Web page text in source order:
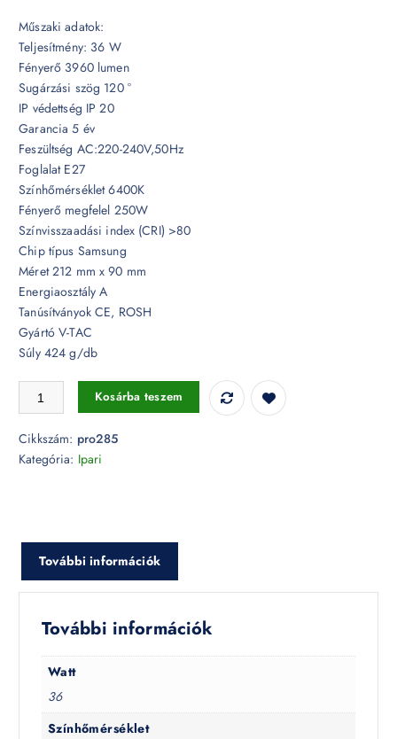
Műszaki adatok:
Teljesítmény: 36 W
Fényerő 3960 lumen
Sugárzási szög 120 °
IP védettség IP 20
Garancia 5 év
Feszültség AC:220-240V,50Hz
Foglalat E27
Színhőmérséklet 6400K
Fényerő megfelel 250W
Színvisszaadási index (CRI) >80
Chip típus Samsung
Méret 212 mm x 90 mm
Energiaosztály A
Tanúsítványok CE, ROSH
Gyártó V-TAC
Súly 424 g/db
36W LED fényforrás Samsung chip E27 6400K - PRO285 mennyiség
Kosárba teszem
Cikkszám: pro285
Kategória: Ipari
További információk
További információk
Watt
36
Színhőmérséklet